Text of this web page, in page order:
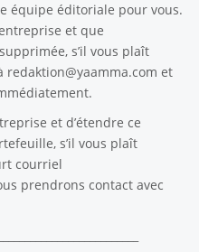
équipe éditoriale pour vous.
et que
s’il vous plaît
redaktion@yaamma.com et
et d’étendre ce
s’il vous plaît
courriel
prendrons contact avec